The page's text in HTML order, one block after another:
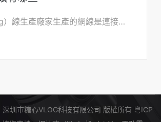
網（wǎng）線生產廠家生產的網線是連接局（jú）域網必不可少的。在局（jú）域網（wǎng）中常見的網線要有雙絞線、同軸電纜、光纜三種（zhǒng）。
圳市糖心VLOG科技有限公司 版權所有 粵ICP